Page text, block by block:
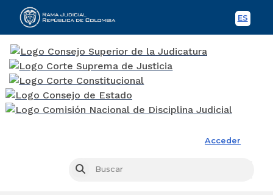
ES
Acceder
Buscar